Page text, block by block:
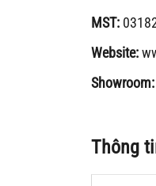
MST:
Website:
Showroom:
Thông